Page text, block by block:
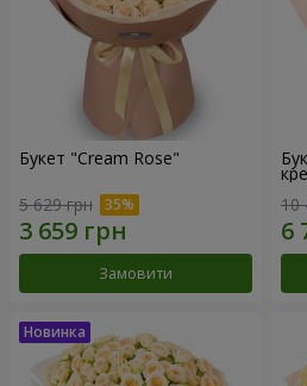
Букет "Cream Rose"
5 629 грн
Замовити
10